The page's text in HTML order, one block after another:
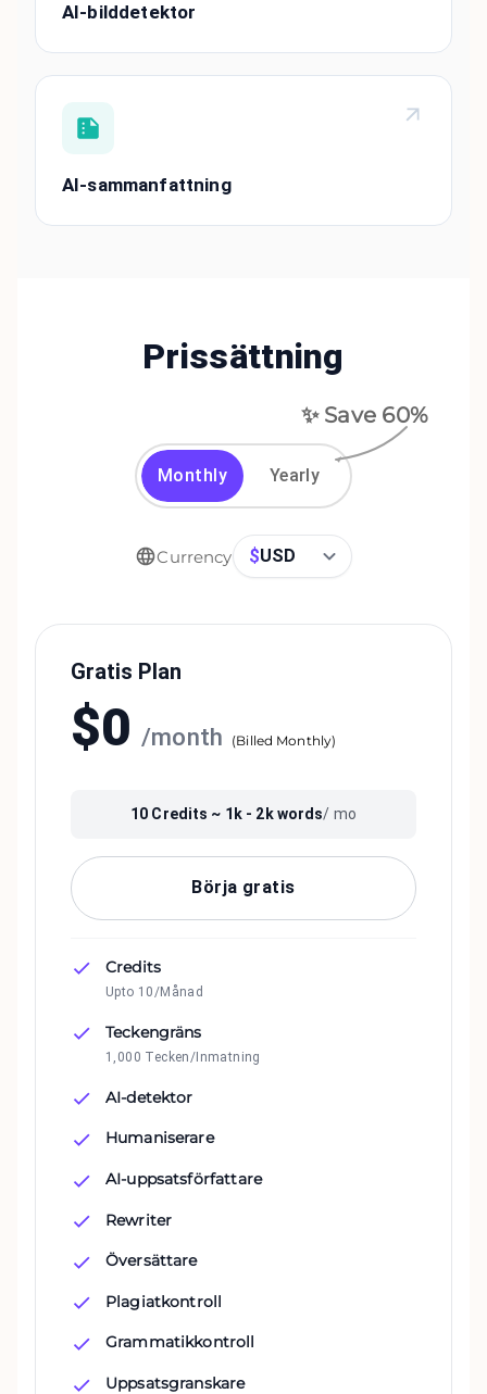
AI-bilddetektor
AI-sammanfattning
Prissättning
✨ Save 60%
Monthly Yearly
Currency $USD
Gratis Plan
$0 /month (Billed Monthly)
10 Credits ~ 1k - 2kwords/ mo
Börja gratis
Credits
Upto 10/Månad
Teckengräns
1,000 Tecken/Inmatning
AI-detektor
Humaniserare
AI-uppsatsförfattare
Rewriter
Översättare
Plagiatkontroll
Grammatikkontroll
Uppsatsgranskare